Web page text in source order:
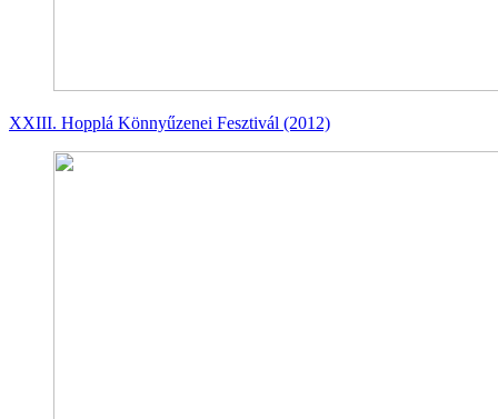
XXIII. Hopplá Könnyűzenei Fesztivál (2012)